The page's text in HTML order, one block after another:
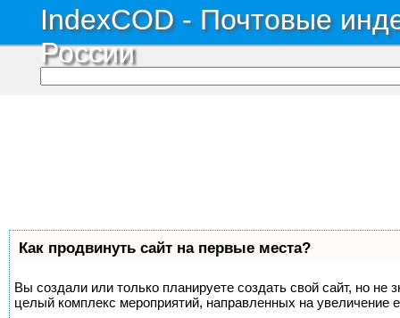
IndexCOD - Почтовые
России
Как продвинуть сайт на первые места?
Вы создали или только планируете создать свой сайт, но не
целый комплекс мероприятий, направленных на увеличение